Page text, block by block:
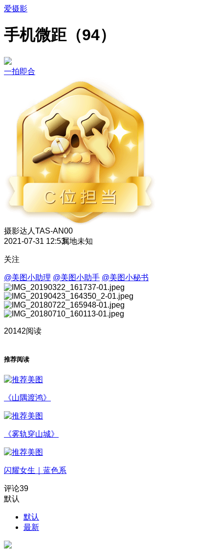
爱摄影
手机微距（94）
一拍即合
摄影达人 TAS-AN00
2021-07-31 12:53属地未知
关注
@美图小助理 @美图小助手 @美图小秘书
20142阅读
推荐阅读
《山隅渡鸿》
《雾轨穿山城》
闪耀女生｜蓝色系
评论39
默认
默认
最新